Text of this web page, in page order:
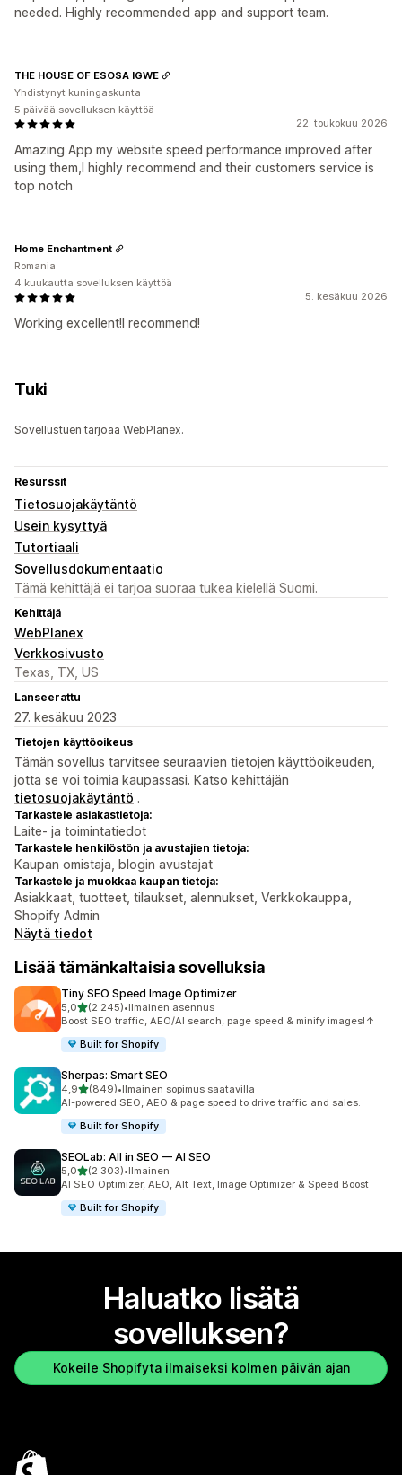
needed. Highly recommended app and support team.
22. toukokuu 2026
Amazing App my website speed performance improved after
using them,I highly recommend and their customers service is
top notch
THE HOUSE OF ESOSA IGWE
Yhdistynyt kuningaskunta
5 päivää sovelluksen käyttöä
5. kesäkuu 2026
Working excellent!I recommend!
Home Enchantment
Romania
4 kuukautta sovelluksen käyttöä
Tuki
Sovellustuen tarjoaa WebPlanex.
Resurssit
Tietosuojakäytäntö
Usein kysyttyä
Tutortiaali
Sovellusdokumentaatio
Tämä kehittäjä ei tarjoa suoraa tukea kielellä Suomi.
Kehittäjä
WebPlanex
Verkkosivusto
Texas, TX, US
Lanseerattu
27. kesäkuu 2023
Tietojen käyttöoikeus
Tämän sovellus tarvitsee seuraavien tietojen käyttöoikeuden,
jotta se voi toimia kaupassasi. Katso kehittäjän
tietosuojakäytäntö .
Tarkastele asiakastietoja:
Laite- ja toimintatiedot
Tarkastele henkilöstön ja avustajien tietoja:
Kaupan omistaja, blogin avustajat
Tarkastele ja muokkaa kaupan tietoja:
Asiakkaat, tuotteet, tilaukset, alennukset, Verkkokauppa,
Shopify Admin
Näytä tiedot
Lisää tämänkaltaisia sovelluksia
Tiny SEO Speed Image Optimizer
5,0/ 5 tähteä
(2 245)
2245 arvostelua yhteensä
•Ilmainen asennus
Boost SEO traffic, AEO/AI search, page speed & minify images!↑
Built for Shopify
Sherpas: Smart SEO
4,9/ 5 tähteä
(849)
849 arvostelua yhteensä
•Ilmainen sopimus saatavilla
AI-powered SEO, AEO & page speed to drive traffic and sales.
Built for Shopify
SEOLab: All in SEO — AI SEO
5,0/ 5 tähteä
(2 303)
2303 arvostelua yhteensä
•Ilmainen
AI SEO Optimizer, AEO, Alt Text, Image Optimizer & Speed Boost
Built for Shopify
Haluatko lisätä
sovelluksen?
Kokeile Shopifyta ilmaiseksi kolmen päivän ajan